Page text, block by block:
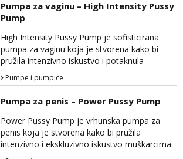
Izrađena je od sigurnih i nježnih materijala
koji su prijateljski prema tijelu, osiguravajući
udobnost tijekom korištenja. Rose...
Pumpa za vaginu – High Intensity Pussy
Pump
High Intensity Pussy Pump je sofisticirana
pumpa za vaginu koja je stvorena kako bi
pružila intenzivno iskustvo i potaknula
senzacije kod žena. Ova visokokvalitetna
pumpa je dizajnirana s ciljem povećanja
osjetljivosti i poboljšanja intimnih trenutaka.
Izrađena je od sigurnih materijala koji su
nježni na dodir i prijateljski prema tijelu,
osiguravajući udobnost tijekom upotrebe.
High Intensity ...
Pumpe i pumpice
Pumpa za penis – Power Pussy Pump
Power Pussy Pump je vrhunska pumpa za
penis koja je stvorena kako bi pružila
intenzivno i ekskluzivno iskustvo muškarcima.
Ovaj proizvod ima za cilj poboljšati vašu